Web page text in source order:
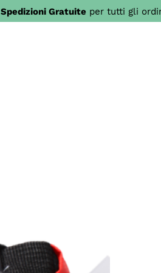
Spedizioni Gratuiteper tutti gli